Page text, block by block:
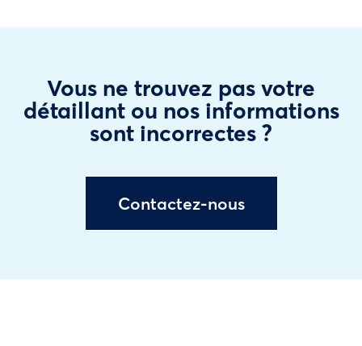
Vous ne trouvez pas votre
détaillant ou nos informations
sont incorrectes ?
Contactez-nous